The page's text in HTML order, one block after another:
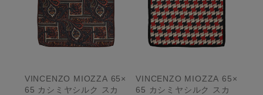
VINCENZO MIOZZA 65×
65 カシミヤシルク スカ
VINCENZO MIOZZA 65×
65 カシミヤシルク スカ